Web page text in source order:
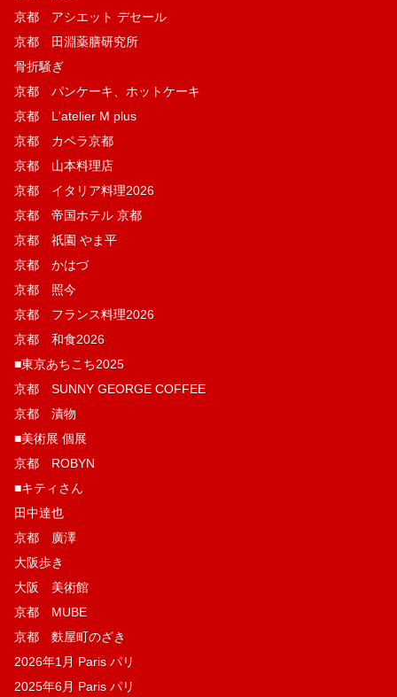
京都 アシエット デセール
京都 田淵薬膳研究所
骨折騒ぎ
京都 パンケーキ、ホットケーキ
京都 L'atelier M plus
京都 カペラ京都
京都 山本料理店
京都 イタリア料理2026
京都 帝国ホテル 京都
京都 祇園 やま平
京都 かはづ
京都 照今
京都 フランス料理2026
京都 和食2026
■東京あちこち2025
京都 SUNNY GEORGE COFFEE
京都 漬物
■美術展 個展
京都 ROBYN
■キティさん
田中達也
京都 廣澤
大阪歩き
大阪 美術館
京都 MUBE
京都 麩屋町のざき
2026年1月 Paris パリ
2025年6月 Paris パリ